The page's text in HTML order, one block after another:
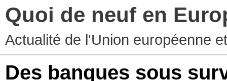
Quoi de neuf en
Actualité de l'Union européenne
Des banques sous